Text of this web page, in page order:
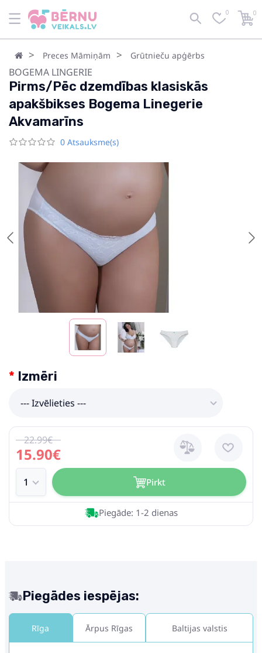
0 0
Preces Māmiņām Grūtnieču apģērbs
BOGEMA LINGERIE
Pirms/Pēc dzemdības klasiskās
apakšbikses Bogema Linegerie
Akvamarīns
0 Atsauksme(s)
Izmēri
--- Izvēlieties ---
15.90€
22.99€
Pirkt
Piegāde: 1-2 dienas
Piegādes iespējas:
Rīga Ārpus Rīgas Baltijas valstis